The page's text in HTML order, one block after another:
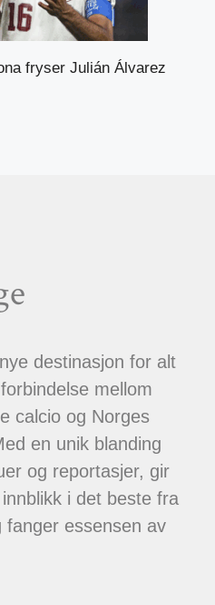
fryser Julián Álvarez
destinasjon for alt
mellom
calcio og Norges
en unik blanding
og reportasjer, gir
i det beste fra
fanger essensen av